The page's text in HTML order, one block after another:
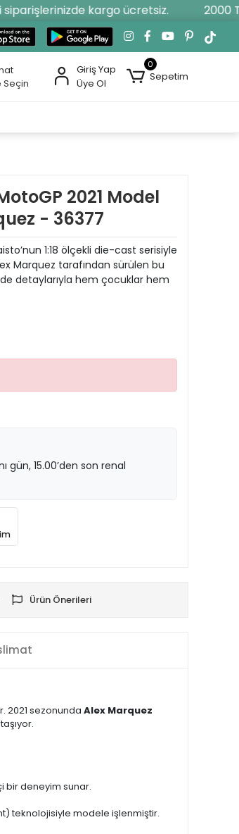
kargo ücretsiz. 2000
Seçin
Giriş Yap
Üye Ol
0
Sepetim
2021 Model
- 36377
1:18 ölçekli die-cast serisiyle
Marquez tarafından sürülen bu
detaylarıyla hem çocuklar hem
gün, 15.00’den son renal
Ürün Önerileri
2021 sezonunda Alex Marquez
bir deneyim sunar.
teknolojisiyle modele işlenmiştir.